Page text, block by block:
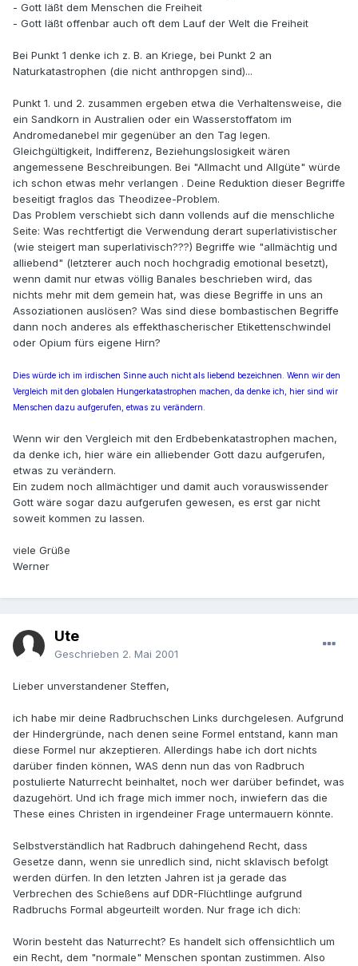
- Gott läßt dem Menschen die Freiheit
- Gott läßt offenbar auch oft dem Lauf der Welt die Freiheit
Bei Punkt 1 denke ich z. B. an Kriege, bei Punkt 2 an
Naturkatastrophen (die nicht anthropgen sind)...
Punkt 1. und 2. zusammen ergeben etwa die Verhaltensweise, die
ein Sandkorn in Australien oder ein Wasserstoffatom im
Andromedanebel mir gegenüber an den Tag legen.
Gleichgültigkeit, Indifferenz, Beziehungslosigkeit wären
angemessene Beschreibungen. Bei "Allmacht und Allgüte" würde
ich schon etwas mehr verlangen . Deine Reduktion dieser Begriffe
beseitigt fraglos das Theodizee-Problem.
Das Problem verschiebt sich dann vollends auf die menschliche
Seite: Was rechtfertigt die Verwendung derart superlativistischer
(wie steigert man superlativisch???) Begriffe wie "allmächtig und
alliebend" (letzterer auch noch hochgradig emotional besetzt),
wenn damit nur etwas völlig Banales beschrieben wird, das
nichts mehr mit dem gemein hat, was diese Begriffe in uns an
Assoziationen auslösen? Was sind diese bombastischen Begriffe
dann noch anderes als effekthascherischer Etikettenschwindel
oder Opium fürs eigene Hirn?
Dies würde ich im irdischen Sinne auch nicht als liebend bezeichnen. Wenn wir den
Vergleich mit den globalen Hungerkatastrophen machen, da denke ich, hier sind wir
Menschen dazu aufgerufen, etwas zu verändern.
Wenn wir den Vergleich mit den Erdbebenkatastrophen machen,
da denke ich, hier wäre ein alliebender Gott dazu aufgerufen,
etwas zu verändern.
Ein zudem noch allmächtiger und damit auch vorauswissender
Gott wäre sogar dazu aufgerufen gewesen, es erst gar nicht
soweit kommen zu lassen.
viele Grüße
Werner
Ute
Geschrieben 2. Mai 2001
Lieber unverstandener Steffen,
ich habe mir deine Radbruchschen Links durchgelesen. Aufgrund
der Hindergründe, nach denen seine Formel entstand, kann man
diese Formel nur akzeptieren. Allerdings habe ich dort nichts
darüber finden können, WAS denn nun das von Radbruch
postulierte Naturrecht beinhaltet, noch wer darüber befindet, was
dazugehört. Und ich frage mich immer noch, inwiefern das die
These eines Christen in irgendeiner Frage untermauern könnte.
Selbstverständlich hat Radbruch dahingehend Recht, dass
Gesetze dann, wenn sie unredlich sind, nicht sklavisch befolgt
werden dürfen. In den letzten Jahren ist ja gerade das
Verbrechen des Schießens auf DDR-Flüchtlinge aufgrund
Radbruchs Formal abgeurteilt worden. Nur frage ich dich:
Worin besteht das Naturrecht? Es handelt sich offensichtlich um
ein Recht, dem "normale" Menschen spontan zustimmen. Also